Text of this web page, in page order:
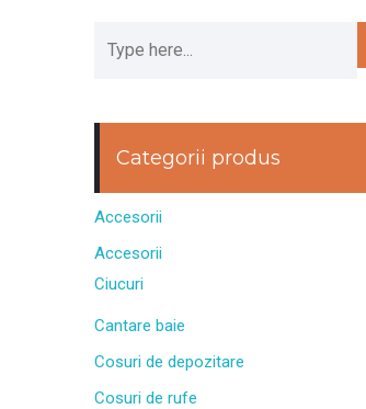
Categorii produs
Accesorii
Accesorii
Ciucuri
Cantare baie
Cosuri de depozitare
Cosuri de rufe